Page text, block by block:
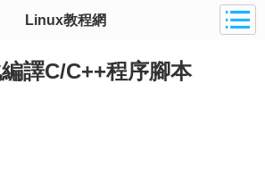
Linux教程網
譯C/C++程序腳本